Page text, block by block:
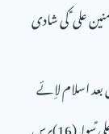
بعدامیر المومنین علی ؑ کی شادی